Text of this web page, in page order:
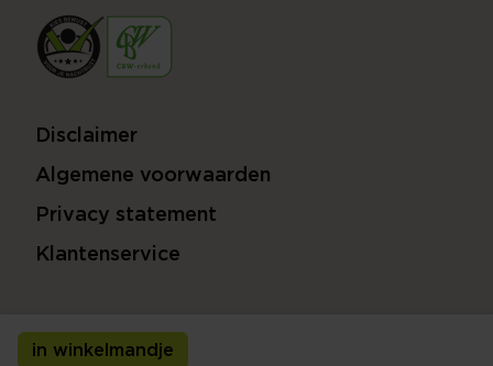
in winkelmandje
Disclaimer
Algemene voorwaarden
Privacy statement
Klantenservice